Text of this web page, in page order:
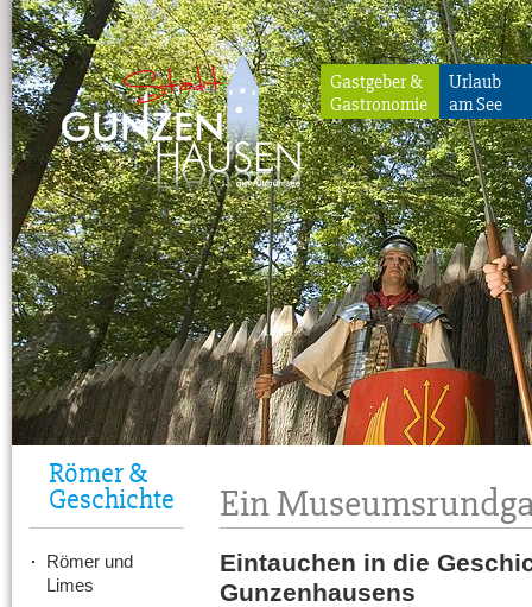
Gunzenhausen
Gastgeber &
Gastronomie
Urlaub
am See
Ein
Eintauchen in die
Gunzenhausens
Römer &
Geschichte
Römer und
Limes